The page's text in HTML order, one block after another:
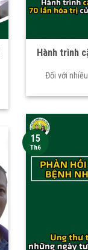
Hành trình
Đối với
15
Th6